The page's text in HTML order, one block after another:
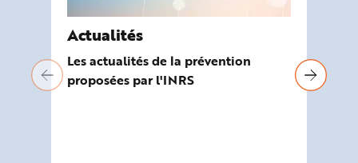
Actualités
Les actualités de la prévention
proposées par l'INRS